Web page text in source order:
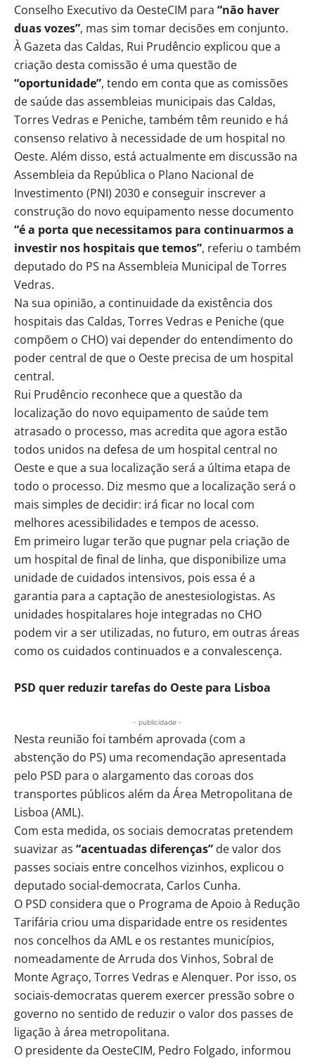
Conselho Executivo da OesteCIM para “não haver
duas vozes”, mas sim tomar decisões em conjunto.
À Gazeta das Caldas, Rui Prudêncio explicou que a
criação desta comissão é uma questão de
“oportunidade”, tendo em conta que as comissões
de saúde das assembleias municipais das Caldas,
Torres Vedras e Peniche, também têm reunido e há
consenso relativo à necessidade de um hospital no
Oeste. Além disso, está actualmente em discussão na
Assembleia da República o Plano Nacional de
Investimento (PNI) 2030 e conseguir inscrever a
construção do novo equipamento nesse documento
“é a porta que necessitamos para continuarmos a
investir nos hospitais que temos”, referiu o também
deputado do PS na Assembleia Municipal de Torres
Vedras.
Na sua opinião, a continuidade da existência dos
hospitais das Caldas, Torres Vedras e Peniche (que
compõem o CHO) vai depender do entendimento do
poder central de que o Oeste precisa de um hospital
central.
Rui Prudêncio reconhece que a questão da
localização do novo equipamento de saúde tem
atrasado o processo, mas acredita que agora estão
todos unidos na defesa de um hospital central no
Oeste e que a sua localização será a última etapa de
todo o processo. Diz mesmo que a localização será o
mais simples de decidir: irá ficar no local com
melhores acessibilidades e tempos de acesso.
Em primeiro lugar terão que pugnar pela criação de
um hospital de final de linha, que disponibilize uma
unidade de cuidados intensivos, pois essa é a
garantia para a captação de anestesiologistas. As
unidades hospitalares hoje integradas no CHO
podem vir a ser utilizadas, no futuro, em outras áreas
como os cuidados continuados e a convalescença.
PSD quer reduzir tarefas do Oeste para Lisboa
- publicidade -
Nesta reunião foi também aprovada (com a
abstenção do PS) uma recomendação apresentada
pelo PSD para o alargamento das coroas dos
transportes públicos além da Área Metropolitana de
Lisboa (AML).
Com esta medida, os sociais democratas pretendem
suavizar as “acentuadas diferenças” de valor dos
passes sociais entre concelhos vizinhos, explicou o
deputado social-democrata, Carlos Cunha.
O PSD considera que o Programa de Apoio à Redução
Tarifária criou uma disparidade entre os residentes
nos concelhos da AML e os restantes municípios,
nomeadamente de Arruda dos Vinhos, Sobral de
Monte Agraço, Torres Vedras e Alenquer. Por isso, os
sociais-democratas querem exercer pressão sobre o
governo no sentido de reduzir o valor dos passes de
ligação à área metropolitana.
O presidente da OesteCIM, Pedro Folgado, informou